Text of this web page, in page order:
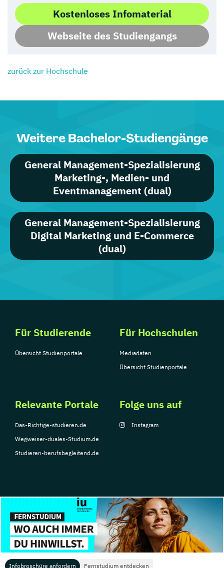
Infobroschüre anfordern Fernstudium entdecken
Kostenloses Infomaterial
Webseite des Studiengangs
zurück zur Hochschule
Weitere Bachelor-Studiengänge
General Management-Spezialisierung
Marketing-, Medien- und
Eventmanagement (dual)
General Management-Spezialisierung
Digital Marketing und E-Commerce
(dual)
Für Studierende
Übersicht Studienportale
Für Hochschulen
Mediadaten
Übersicht Studienportale
Relevante Portale
Das-Richtige-studieren.de
Wegweiser-duales-Studium.de
Studieren-berufsbegleitend.de
Folge uns auf
Instagram
© Copyright 2026, TarGroup Media GmbH
Impressum
Datenschutzerklärung Nutzungsbedingungen